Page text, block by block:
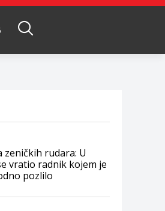
zeničkih rudara: U
vratio radnik kojem je
pozlilo